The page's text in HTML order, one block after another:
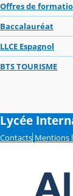
Offres de
Baccalauréat
LLCE Espagnol
BTS TOURISME
Lycée
Contacts Mentions